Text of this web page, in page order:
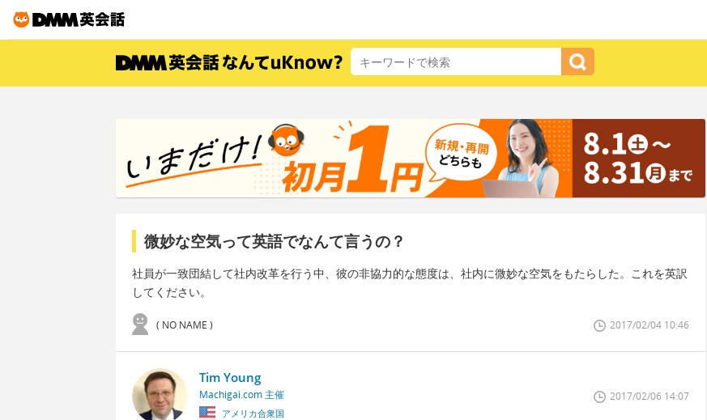
微妙な空気って英語でなんて言うの？
社員が一致団結して社内改革を行う中、彼の非協力的な態度は、社内に微妙な空気をもたらした。これを英訳
してください。
( NO NAME ) 2017/02/04 10:46
Tim Young
Machigai.com 主催
アメリカ合衆国
2017/02/06 14:07